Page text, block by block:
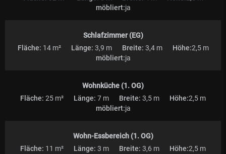
möbliert:ja
Schlafzimmer (EG)
Fläche: 14 m² Länge: 3,9 m Breite: 3,4 m Höhe:2,5 m
möbliert:ja
Wohnküche (1. OG)
Fläche: 25 m² Länge: 7 m Breite: 3,5 m Höhe:2,5 m
möbliert:ja
Wohn-Essbereich (1. OG)
Fläche: 11 m² Länge: 3 m Breite: 3,6 m Höhe:2,5 m